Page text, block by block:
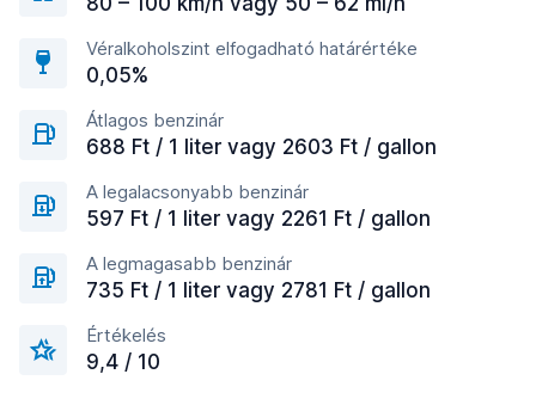
Véralkoholszint elfogadható határértéke
0,05%
Átlagos benzinár
688 Ft / 1 liter vagy 2603 Ft / gallon
A legalacsonyabb benzinár
597 Ft / 1 liter vagy 2261 Ft / gallon
A legmagasabb benzinár
735 Ft / 1 liter vagy 2781 Ft / gallon
Értékelés
9,4 / 10